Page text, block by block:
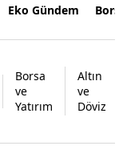
Eko Gündem
Borsa
ve
Yatırım
Altın
ve
Döviz